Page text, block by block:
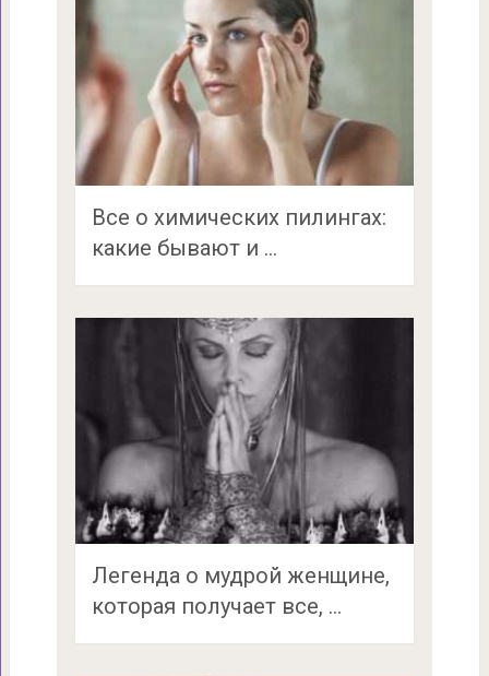
Все о химических пилингах:
какие бывают и …
Легенда о мудрой женщине,
которая получает все, …